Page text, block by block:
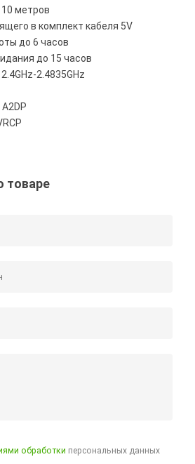
метров
в комплект кабеля 5V
до 6 часов
до 15 часов
2.4835GHz
товаре
обработки персональных данных